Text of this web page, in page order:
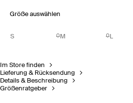
Größe auswählen
S M L
Im Store finden
Lieferung & Rücksendung
Details & Beschreibung
Größenratgeber